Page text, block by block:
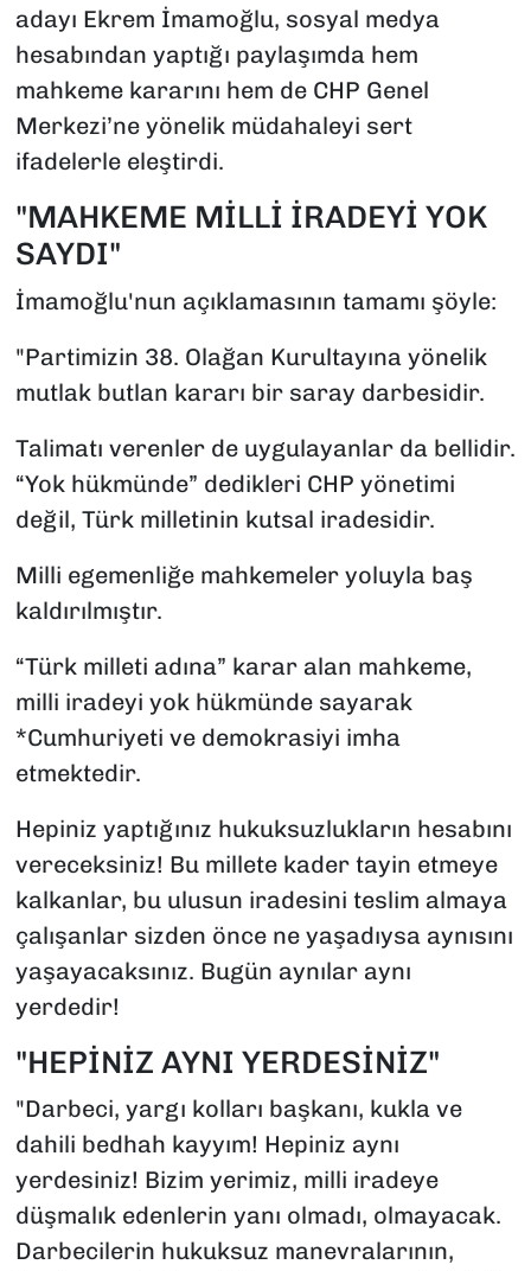
adayı Ekrem İmamoğlu, sosyal medya
hesabından yaptığı paylaşımda hem
mahkeme kararını hem de CHP Genel
Merkezi’ne yönelik müdahaleyi sert
ifadelerle eleştirdi.
"MAHKEME MİLLİ İRADEYİ YOK
SAYDI"
İmamoğlu'nun açıklamasının tamamı şöyle:
"Partimizin 38. Olağan Kurultayına yönelik
mutlak butlan kararı bir saray darbesidir.
Talimatı verenler de uygulayanlar da bellidir.
“Yok hükmünde” dedikleri CHP yönetimi
değil, Türk milletinin kutsal iradesidir.
Milli egemenliğe mahkemeler yoluyla baş
kaldırılmıştır.
“Türk milleti adına” karar alan mahkeme,
milli iradeyi yok hükmünde sayarak
*Cumhuriyeti ve demokrasiyi imha
etmektedir.
Hepiniz yaptığınız hukuksuzlukların hesabını
vereceksiniz! Bu millete kader tayin etmeye
kalkanlar, bu ulusun iradesini teslim almaya
çalışanlar sizden önce ne yaşadıysa aynısını
yaşayacaksınız. Bugün aynılar aynı
yerdedir!
"HEPİNİZ AYNI YERDESİNİZ"
"Darbeci, yargı kolları başkanı, kukla ve
dahili bedhah kayyım! Hepiniz aynı
yerdesiniz! Bizim yerimiz, milli iradeye
düşmalık edenlerin yanı olmadı, olmayacak.
Darbecilerin hukuksuz manevralarının,